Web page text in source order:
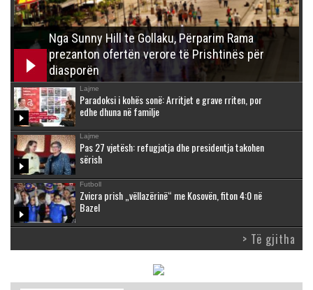
Nga Sunny Hill te Gollaku, Përparim Rama
prezanton ofertën verore të Prishtinës për
diasporën
Lajme
Paradoksi i kohës sonë: Arritjet e grave rriten, por
edhe dhuna në familje
Lajme
Pas 27 vjetësh: refugjatja dhe presidentja takohen
sërish
Futboll
Zvicra prish „vëllazërinë“ me Kosovën, fiton 4:0 në
Bazel
> Të gjitha